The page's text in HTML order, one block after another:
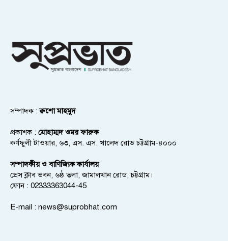
সম্পাদক :রুশো মাহমুদ
প্রকাশক : মোহাম্মদ ওমর ফারুক
কর্ণফুলী টাওয়ার, ৬৩, এস. এস. খালেদ রোড চট্টগ্রাম-৪০০০
সম্পাদকীয় ও বাণিজ্যিক কার্যালয়
প্রেস ক্লাব ভবন, ৬ষ্ঠ তলা, জামালখান রোড, চট্টগ্রাম।
ফোন : 02333363044-45
E-mail : news@suprobhat.com